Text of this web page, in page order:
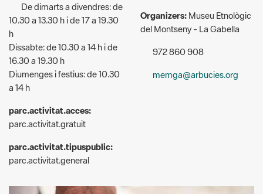
De dimarts a divendres: de
10.30 a 13.30 h i de 17 a 19.30
h
Dissabte: de 10.30 a 14 h i de
16.30 a 19.30 h
Diumenges i festius: de 10.30
a 14 h
parc.activitat.acces:
parc.activitat.gratuit
parc.activitat.tipuspublic:
parc.activitat.general
Organizers: Museu Etnològic
del Montseny - La Gabella
972 860 908
memga@arbucies.org